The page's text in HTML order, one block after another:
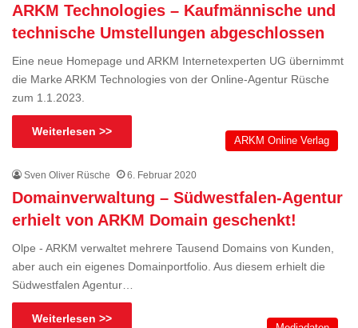
ARKM Technologies – Kaufmännische und
technische Umstellungen abgeschlossen
Eine neue Homepage und ARKM Internetexperten UG übernimmt
die Marke ARKM Technologies von der Online-Agentur Rüsche
zum 1.1.2023.
Weiterlesen >>
ARKM Online Verlag
Sven Oliver Rüsche 6. Februar 2020
Domainverwaltung – Südwestfalen-Agentur
erhielt von ARKM Domain geschenkt!
Olpe - ARKM verwaltet mehrere Tausend Domains von Kunden,
aber auch ein eigenes Domainportfolio. Aus diesem erhielt die
Südwestfalen Agentur…
Weiterlesen >>